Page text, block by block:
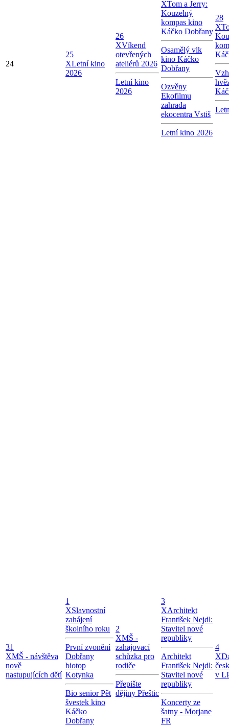
24
25
XLetní kino
2026
26
XVíkend
otevřených
ateliérů 2026
Letní kino
2026
XTom a Jerry:
Kouzelný
kompas kino
Káčko Dobřany
Osamělý vlk
kino Káčko
Dobřany
Ozvěny
Ekofilmu
zahrada
ekocentra Vstiš
Letní kino 2026
28
X
31
XMŠ - návštěva
nově
nastupujících dětí
1
XSlavnostní
zahájení
školního roku
První zvonění
Dobřany
biotop
Kotynka
Bio senior Pět
švestek kino
Káčko
Dobřany
2
XMŠ -
zahajovací
schůzka pro
rodiče
Přepište
dějiny Přeštic
3
XArchitekt
František Nejdl:
Stavitel nové
republiky
Architekt
František Nejdl:
Stavitel nové
republiky
Koncerty ze
šatny - Morjane
FR
4
X
v